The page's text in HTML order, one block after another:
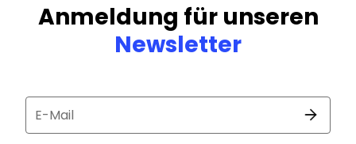
Anmeldung für unseren
Newsletter
E-Mail